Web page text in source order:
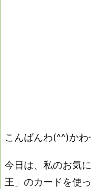
こんばんわ(^^)かわ
今日は、私のお気
王」のカードを使